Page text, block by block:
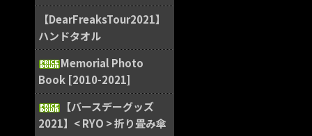
【DearFreaksTour2021】
ハンドタオル
Memorial Photo
Book [2010-2021]
【バースデーグッズ
2021】< RYO > 折り畳み傘